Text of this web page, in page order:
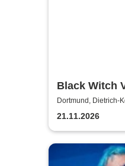
Black Witch
Dortmund, Dietrich-
21.11.2026